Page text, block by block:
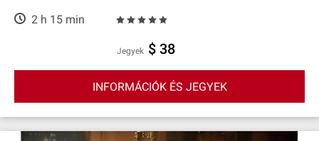
2 h 15 min
Jegyek $ 38
INFORMÁCIÓK ÉS JEGYEK